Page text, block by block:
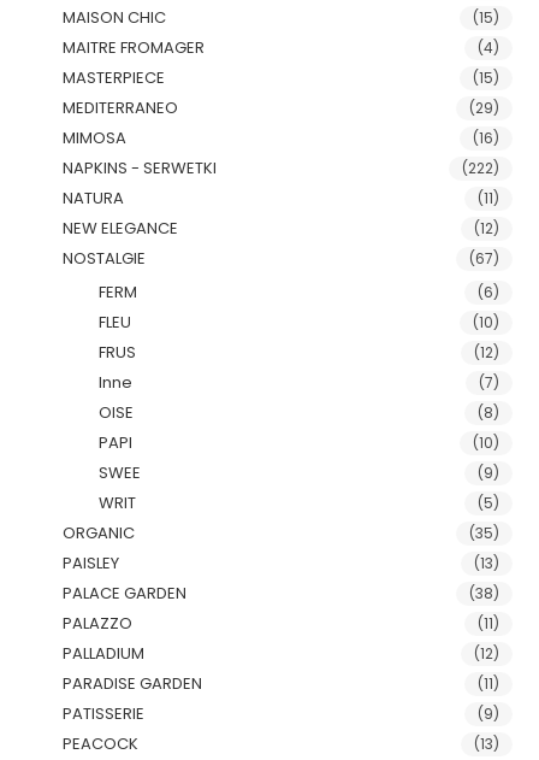
MAISON CHIC (15)
MAITRE FROMAGER (4)
MASTERPIECE (15)
MEDITERRANEO (29)
MIMOSA (16)
NAPKINS - SERWETKI (222)
NATURA (11)
NEW ELEGANCE (12)
NOSTALGIE (67)
FERM (6)
FLEU (10)
FRUS (12)
Inne (7)
OISE (8)
PAPI (10)
SWEE (9)
WRIT (5)
ORGANIC (35)
PAISLEY (13)
PALACE GARDEN (38)
PALAZZO (11)
PALLADIUM (12)
PARADISE GARDEN (11)
PATISSERIE (9)
PEACOCK (13)